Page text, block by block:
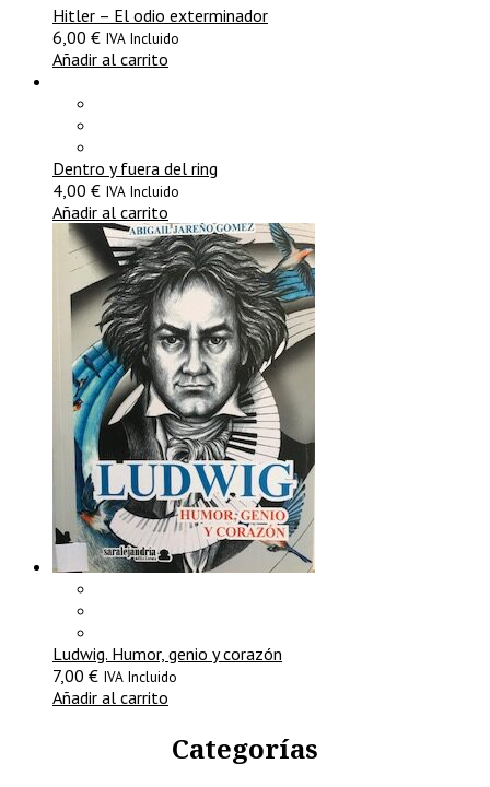
Hitler – El odio exterminador
6,00 € IVA Incluido
Añadir al carrito
Dentro y fuera del ring
4,00 € IVA Incluido
Añadir al carrito
Ludwig. Humor, genio y corazón
7,00 € IVA Incluido
Añadir al carrito
Categorías